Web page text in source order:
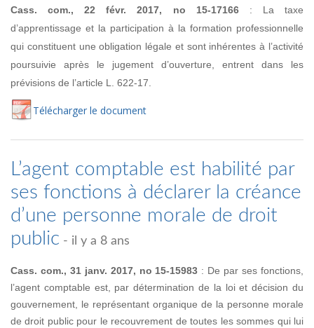
Cass. com., 22 févr. 2017, no 15-17166: La taxe
d’apprentissage et la participation à la formation professionnelle
qui constituent une obligation légale et sont inhérentesà l’activité
poursuivie après le jugement d’ouverture, entrent dans les
prévisions de l’article L. 622-17.
Télécharger le document
L’agent comptable est habilité par
ses fonctions à déclarer la créance
d’une personne morale de droit
public - il y a 8 ans
Cass. com., 31 janv. 2017, no 15-15983 : De par ses fonctions,
l’agent comptable est, par détermination de la loi et décision du
gouvernement, le représentant organique de la personne morale
de droit public pour le recouvrement de toutes les sommes qui lui